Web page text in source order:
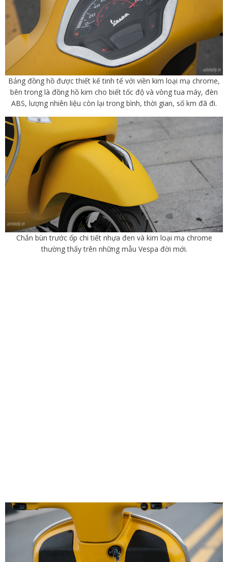
Bảng đồng hồ được thiết kế tinh tế với viền kim loại mạ chrome,
bên trong là đồng hồ kim cho biết tốc độ và vòng tua máy, đèn
ABS, lượng nhiên liệu còn lại trong bình, thời gian, số km đã đi.
Chắn bùn trước ốp chi tiết nhựa đen và kim loại mạ chrome
thường thấy trên những mẫu Vespa đời mới.